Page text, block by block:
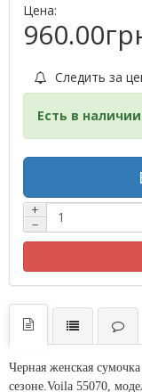
Цена:
Следить за
Есть в наличии
+
−
Черная женская
сезоне. Voila 55070,